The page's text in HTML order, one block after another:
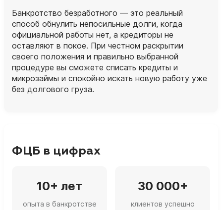
Банкротство безработного — это реальный
способ обнулить непосильные долги, когда
официальной работы нет, а кредиторы не
оставляют в покое. При честном раскрытии
своего положения и правильно выбранной
процедуре вы сможете списать кредиты и
микрозаймы и спокойно искать новую работу уже
без долгового груза.
ФЦБ в цифрах
10+ лет
опыта в банкротстве
30 000+
клиентов успешно